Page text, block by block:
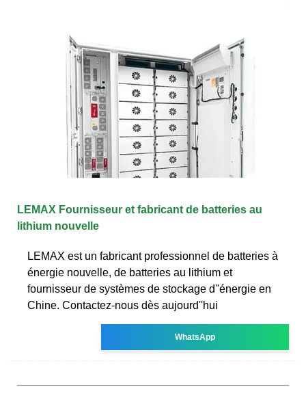
LEMAX Fournisseur et fabricant de batteries au
lithium nouvelle
LEMAX est un fabricant professionnel de batteries à
énergie nouvelle, de batteries au lithium et
fournisseur de systèmes de stockage d''énergie en
Chine. Contactez-nous dès aujourd''hui
WhatsApp